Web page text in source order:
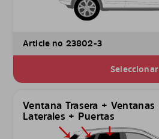
Article no 23802-3
Seleccionar
Ventana Trasera + Ventanas
Laterales + Puertas